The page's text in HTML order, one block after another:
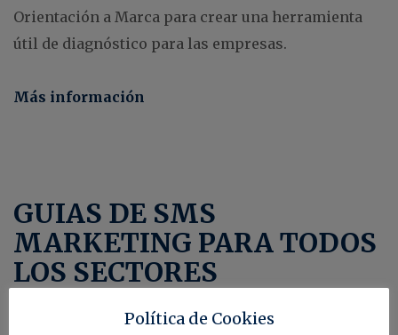
Orientación a Marca para crear una herramienta
útil de diagnóstico para las empresas.
Más información
GUIAS DE SMS
MARKETING PARA TODOS
LOS SECTORES
Política de Cookies